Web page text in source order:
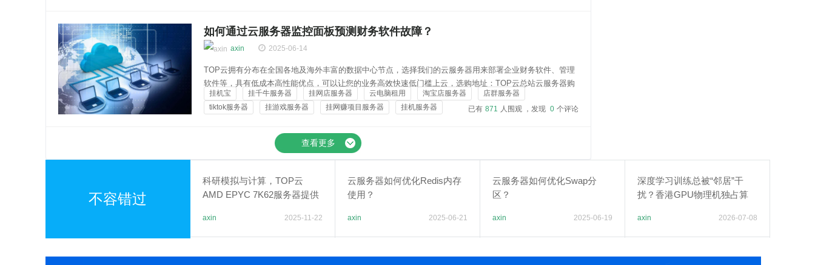
如何通过云服务器监控面板预测财务软件故障？
axin 2025-06-14
TOP云拥有分布在全国各地及海外丰富的数据中心节点，选择我们的云服务器用来部署企业财务软件、管理
软件等，具有低成本高性能优点，可以让您的业务高效快速低门槛上云，选购地址：TOP云总站云服务器购
买链接：https://topyun.vip/server/buy.htmlTOP云C站云服务器购买链接：https://c.topyun.vip/cart通过云服
务器...
挂机宝 挂千牛服务器 挂网店服务器 云电脑租用 淘宝店服务器
店群服务器
tiktok服务器
挂游戏服务器 挂网赚项目服务器 挂机服务器 已有 871 人围观 ，发现 0 个评论
查看更多
不容错过
科研模拟与计算，TOP云
AMD EPYC 7K62服务器提供
axin 2025-11-22
云服务器如何优化Redis内存
使用？
axin 2025-06-21
云服务器如何优化Swap分
区？
axin 2025-06-19
深度学习训练总被“邻居”干
扰？香港GPU物理机独占算
axin 2026-07-08